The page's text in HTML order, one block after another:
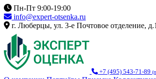
Пн-Пт 9:00-19:00
info@expert-otsenka.ru
г. Люберцы, ул. 3-е Почтовое отделение,
+7 (495) 543-71-89